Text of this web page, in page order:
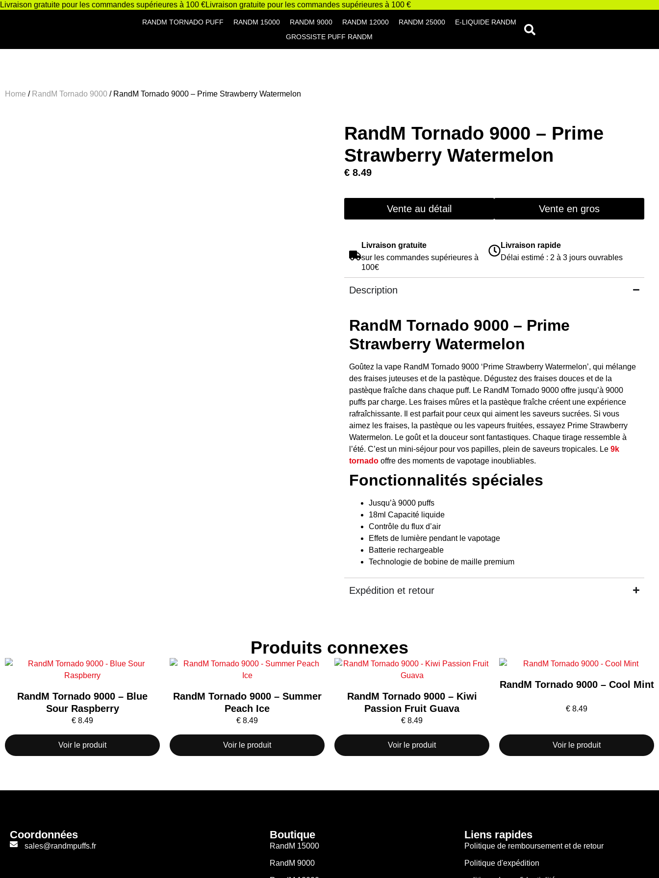
Livraison gratuite pour les commandes supérieures à 100 €Livraison gratuite pour les commandes supérieures à 100 €
RANDM TORNADO PUFF RANDM 15000 RANDM 9000 RANDM 12000 RANDM 25000
E-LIQUIDE RANDM
GROSSISTE PUFF RANDM
Home / RandM Tornado 9000 / RandM Tornado 9000 – Prime Strawberry Watermelon
RandM Tornado 9000 – Prime
Strawberry Watermelon
€ 8.49
Vente au détail Vente en gros
Livraison gratuite
sur les commandes supérieures à
100€
Livraison rapide
Délai estimé : 2 à 3 jours ouvrables
Description
RandM Tornado 9000 – Prime
Strawberry Watermelon
Goûtez la vape RandM Tornado 9000 ‘Prime Strawberry Watermelon’, qui mélange
des fraises juteuses et de la pastèque. Dégustez des fraises douces et de la
pastèque fraîche dans chaque puff. Le RandM Tornado 9000 offre jusqu’à 9000
puffs par charge. Les fraises mûres et la pastèque fraîche créent une expérience
rafraîchissante. Il est parfait pour ceux qui aiment les saveurs sucrées. Si vous
aimez les fraises, la pastèque ou les vapeurs fruitées, essayez Prime Strawberry
Watermelon. Le goût et la douceur sont fantastiques. Chaque tirage ressemble à
l’été. C’est un mini-séjour pour vos papilles, plein de saveurs tropicales. Le 9k
tornado offre des moments de vapotage inoubliables.
Fonctionnalités spéciales
Jusqu’à 9000 puffs
18ml Capacité liquide
Contrôle du flux d’air
Effets de lumière pendant le vapotage
Batterie rechargeable
Technologie de bobine de maille premium
Expédition et retour
Produits connexes
RandM Tornado 9000 – Blue
Sour Raspberry
€ 8.49
Voir le produit
RandM Tornado 9000 – Summer
Peach Ice
€ 8.49
Voir le produit
RandM Tornado 9000 – Kiwi
Passion Fruit Guava
€ 8.49
Voir le produit
RandM Tornado 9000 – Cool Mint
€ 8.49
Voir le produit
Coordonnées
sales@randmpuffs.fr
Boutique
RandM 15000
RandM 9000
Liens rapides
Politique de remboursement et de retour
Politique d'expédition